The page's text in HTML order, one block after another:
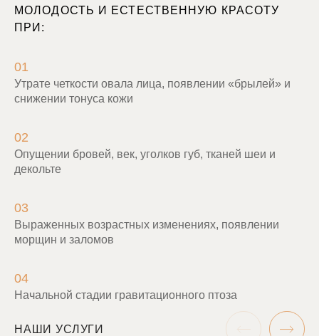
НАШИ УСЛУГИ
МОЛОДОСТЬ И ЕСТЕСТВЕННУЮ КРАСОТУ
ПРИ:
01
Утрате четкости овала лица, появлении «брылей» и
снижении тонуса кожи
02
Опущении бровей, век, уголков губ, тканей шеи и
декольте
03
Выраженных возрастных изменениях, появлении
морщин и заломов
04
Начальной стадии гравитационного птоза